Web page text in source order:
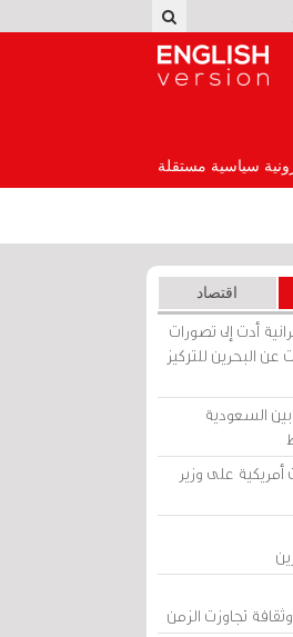
سياسية مستقلة
اقتصاد
أدت إلى تصورات
عن البحرين للتركيز
السعودية
على وزير
تجاوزت الزمن